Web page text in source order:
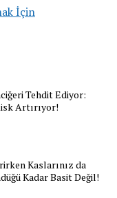
İçin
Tehdit Ediyor:
Artırıyor!
Kaslarınız da
Kadar Basit Değil!